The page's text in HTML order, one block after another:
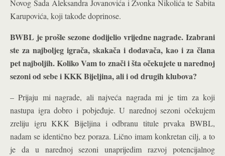
Novog Sada Aleksandra Jovanovića i Zvonka Nikolića te Sabita
Karupovića, koji takođe doprinose.
BWBL je prošle sezone dodijelio vrijedne nagrade. Izabrani
ste za najboljeg igrača, skakača i dodavača, kao i za člana
pet najboljih. Koliko Vam to znači i šta očekujete u narednoj
sezoni od sebe i KKK Bijeljina, ali i od drugih klubova?
– Prijaju mi nagrade, ali najveća nagrada mi je tim za koji
nastupa igra dobro i pobjeđuje. U narednoj sezoni očekujem
zreliju igru KKK Bijeljina i odbranu titule prvaka BWBL,
nadam se identično bez poraza. Lično imam konkretan cilj, a to
je da u narednoj sezoni unaprijedim razvoj potencijalnog